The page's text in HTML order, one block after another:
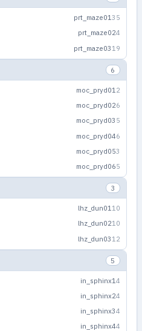
prt_maze0135
prt_maze024
prt_maze03 19
6
moc_pryd012
moc_pryd026
moc_pryd03 5
moc_pryd046
moc_pryd053
moc_pryd065
3
lhz_dun0110
lhz_dun0210
lhz_dun03 12
5
in_sphinx14
in_sphinx24
in_sphinx34
in_sphinx44